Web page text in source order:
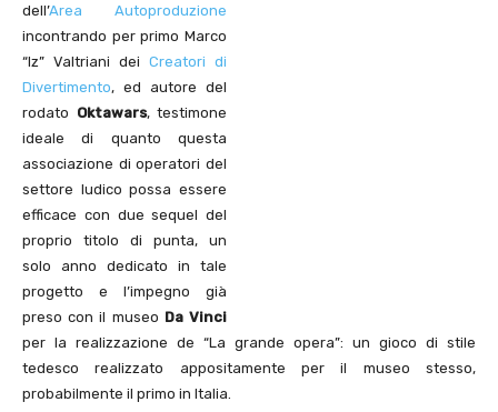
dell’Area Autoproduzione
incontrando per primo Marco
“Iz” Valtriani dei Creatori di
Divertimento, ed autore del
rodato Oktawars, testimone
ideale di quanto questa
associazione di operatori del
settore ludico possa essere
efficace con due sequel del
proprio titolo di punta, un
solo anno dedicato in tale
progetto e l’impegno già
preso con il museo Da Vinci
per la realizzazione de “La grande opera”: un gioco di stile
tedesco realizzato appositamente per il museo stesso,
probabilmente il primo in Italia.